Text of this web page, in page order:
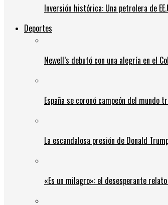
Inversión histórica: Una petrolera de
Deportes
Newell’s debutó con una alegría en el
España se coronó campeón del
La escandalosa presión de Donald
«Es un milagro»: el desesperante